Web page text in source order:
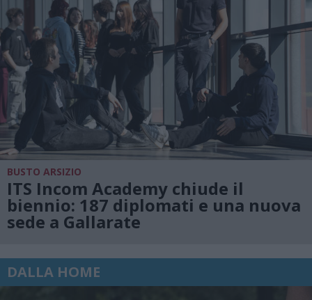
BUSTO ARSIZIO
ITS Incom Academy chiude il
biennio: 187 diplomati e una nuova
sede a Gallarate
DALLA HOME